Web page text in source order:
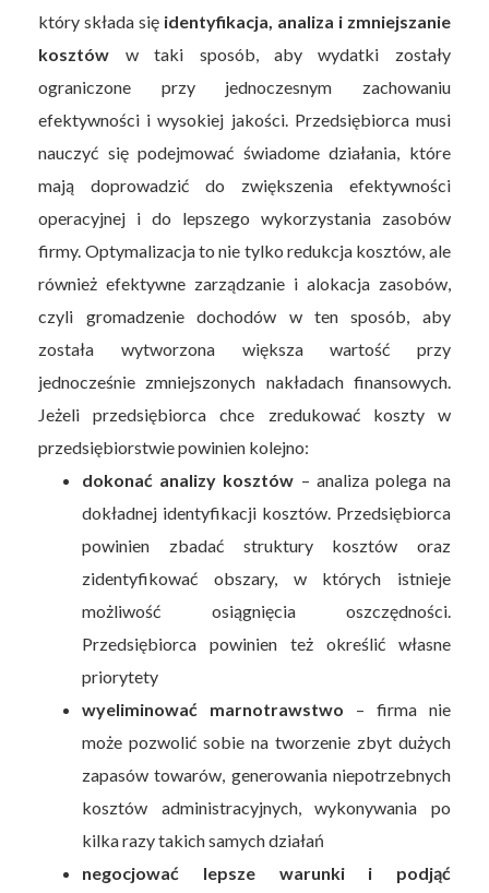
który składa się identyfikacja, analiza i zmniejszanie
kosztów w taki sposób, aby wydatki zostały
ograniczone przy jednoczesnym zachowaniu
efektywności i wysokiej jakości. Przedsiębiorca musi
nauczyć się podejmować świadome działania, które
mają doprowadzić do zwiększenia efektywności
operacyjnej i do lepszego wykorzystania zasobów
firmy. Optymalizacja to nie tylko redukcja kosztów, ale
również efektywne zarządzanie i alokacja zasobów,
czyli gromadzenie dochodów w ten sposób, aby
została wytworzona większa wartość przy
jednocześnie zmniejszonych nakładach finansowych.
Jeżeli przedsiębiorca chce zredukować koszty w
przedsiębiorstwie powinien kolejno:
dokonać analizy kosztów – analiza polega na
dokładnej identyfikacji kosztów. Przedsiębiorca
powinien zbadać struktury kosztów oraz
zidentyfikować obszary, w których istnieje
możliwość osiągnięcia oszczędności.
Przedsiębiorca powinien też określić własne
priorytety
wyeliminować marnotrawstwo – firma nie
może pozwolić sobie na tworzenie zbyt dużych
zapasów towarów, generowania niepotrzebnych
kosztów administracyjnych, wykonywania po
kilka razy takich samych działań
negocjować lepsze warunki i podjąć